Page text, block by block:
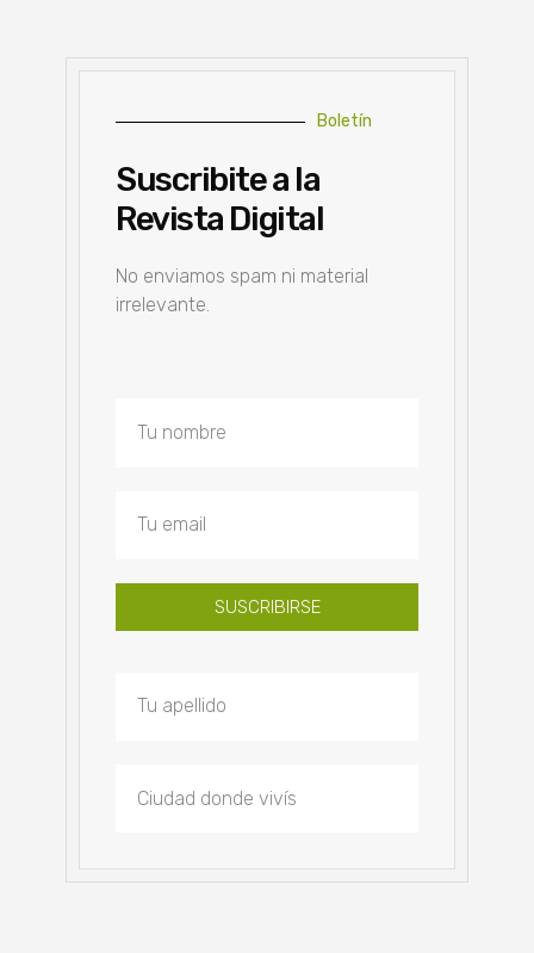
Boletín
Suscribite a la
Revista Digital
No enviamos spam ni material
irrelevante.
SUSCRIBIRSE